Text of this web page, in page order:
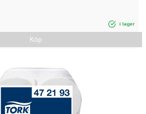
i lager
Köp